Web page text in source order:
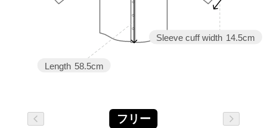
Sleeve cuff width 14.5cm
Length 58.5cm
フリー